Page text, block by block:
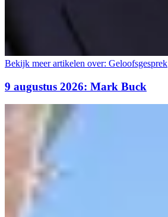
Bekijk meer artikelen over: Geloofsgesprek
9 augustus 2026: Mark Buck